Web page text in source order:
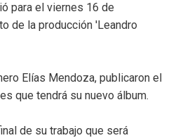
para el viernes 16 de
de la producción 'Leandro
Elías Mendoza, publicaron el
que tendrá su nuevo álbum.
de su trabajo que será